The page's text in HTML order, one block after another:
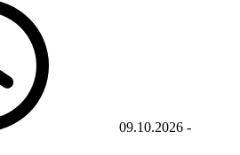
09.10.2026 -